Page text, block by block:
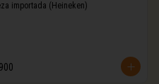
importada (Heineken)